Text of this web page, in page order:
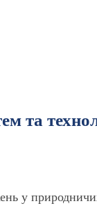
та
у